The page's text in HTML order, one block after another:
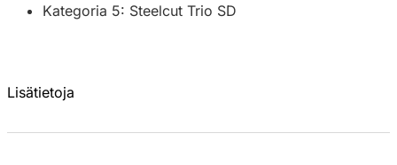
Kategoria 5: Steelcut Trio SD
Lisätietoja